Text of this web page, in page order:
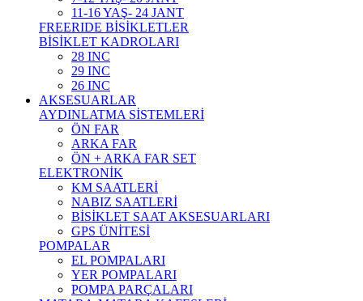
11-16 YAŞ- 24 JANT
FREERIDE BİSİKLETLER
BİSİKLET KADROLARI
28 INC
29 INC
26 INC
AKSESUARLAR
AYDINLATMA SİSTEMLERİ
ÖN FAR
ARKA FAR
ÖN + ARKA FAR SET
ELEKTRONİK
KM SAATLERİ
NABIZ SAATLERİ
BİSİKLET SAAT AKSESUARLARI
GPS ÜNİTESİ
POMPALAR
EL POMPALARI
YER POMPALARI
POMPA PARÇALARI